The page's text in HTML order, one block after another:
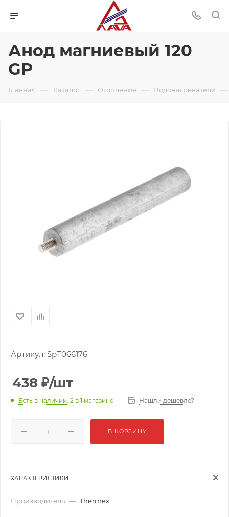
Анод магниевый 120
GP
Главная — Каталог — Отопление — Водонагреватели —
Артикул: SpТ066176
438 ₽/шт
Есть в наличии: 2 в 1 магазине Нашли дешевле?
В КОРЗИНУ
ХАРАКТЕРИСТИКИ
Производитель — Thermex